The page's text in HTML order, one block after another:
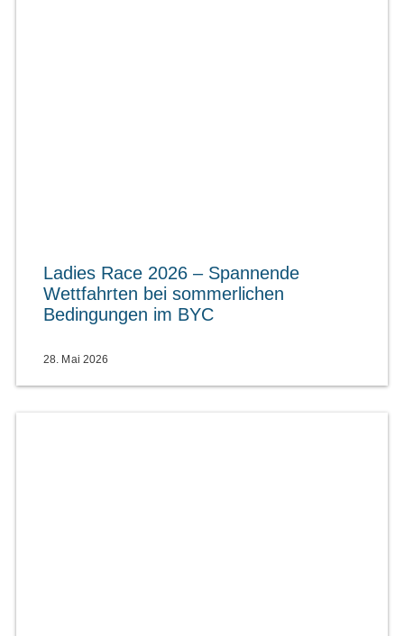
Ladies Race 2026 – Spannende
Wettfahrten bei sommerlichen
Bedingungen im BYC
28. Mai 2026